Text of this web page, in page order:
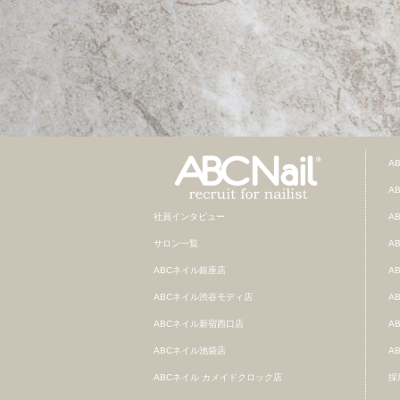
社員インタビュー
サロン一覧
ABCネイル銀座店
ABCネイル渋谷モディ店
ABCネイル新宿西口店
ABCネイル池袋店
ABCネイル カメイドクロック店 採